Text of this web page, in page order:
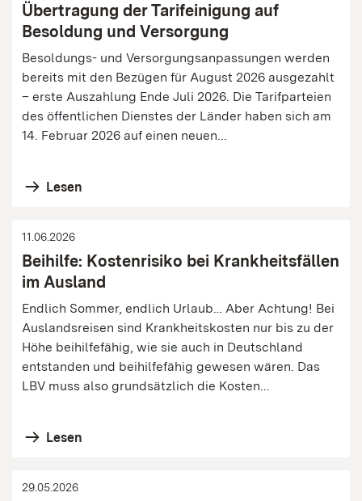
Übertragung der Tarifeinigung auf
Besoldung und Versorgung
Besoldungs- und Versorgungsanpassungen werden
bereits mit den Bezügen für August 2026 ausgezahlt
– erste Auszahlung Ende Juli 2026. Die Tarifparteien
des öffentlichen Dienstes der Länder haben sich am
14. Februar 2026 auf einen neuen...
Lesen
11.06.2026
Beihilfe: Kostenrisiko bei Krankheitsfällen
im Ausland
Endlich Sommer, endlich Urlaub… Aber Achtung! Bei
Auslandsreisen sind Krankheitskosten nur bis zu der
Höhe beihilfefähig, wie sie auch in Deutschland
entstanden und beihilfefähig gewesen wären. Das
LBV muss also grundsätzlich die Kosten...
Lesen
29.05.2026